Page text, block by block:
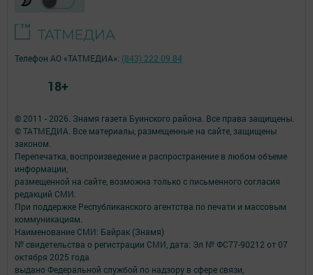
© 2011 - 2026. Знамя газета Буинского района. Все права защищены.
© ТАТМЕДИА. Все материалы, размещенные на сайте, защищены
законом.
Перепечатка, воспроизведение и распространение в любом объеме
информации,
размещенной на сайте, возможна только с письменного согласия
редакций СМИ.
При поддержке Республиканского агентства по печати и массовым
коммуникациям.
Наименование СМИ: Байрак (Знамя)
№ свидетельства о регистрации СМИ, дата: Эл № ФС77-90212 от 07
октября 2025 года
выдано Федеральной службой по надзору в сфере связи,
Телефон АО «ТАТМЕДИА»: (843) 222 09 84
18+